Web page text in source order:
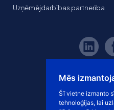
Mēs
Šī vietne izmanto
tehnoloģijas, lai
Uzņēmējdarbības partnerība